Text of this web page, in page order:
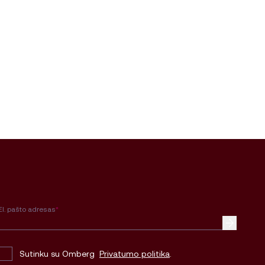
pašto adresas*
Sutinku su Omberg Privatumo politika.